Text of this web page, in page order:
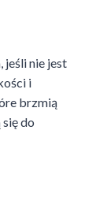
jeśli nie jest
i
brzmią
do